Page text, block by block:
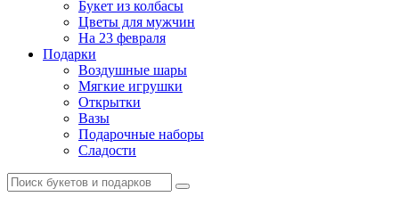
Букет из колбасы
Цветы для мужчин
На 23 февраля
Подарки
Воздушные шары
Мягкие игрушки
Открытки
Вазы
Подарочные наборы
Сладости